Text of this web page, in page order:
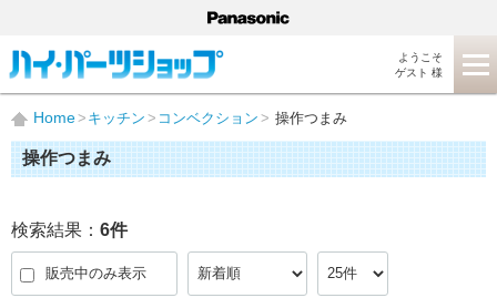
ようこそ
ゲスト 様
Home キッチン コンベクション 操作つまみ
操作つまみ
検索結果： 6件
販売中のみ表示